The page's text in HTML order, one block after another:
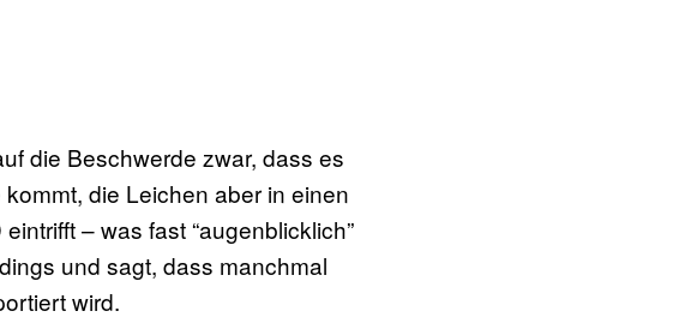
die Beschwerde zwar, dass es
die Leichen aber in einen
– was fast “augenblicklich”
und sagt, dass manchmal
wird.